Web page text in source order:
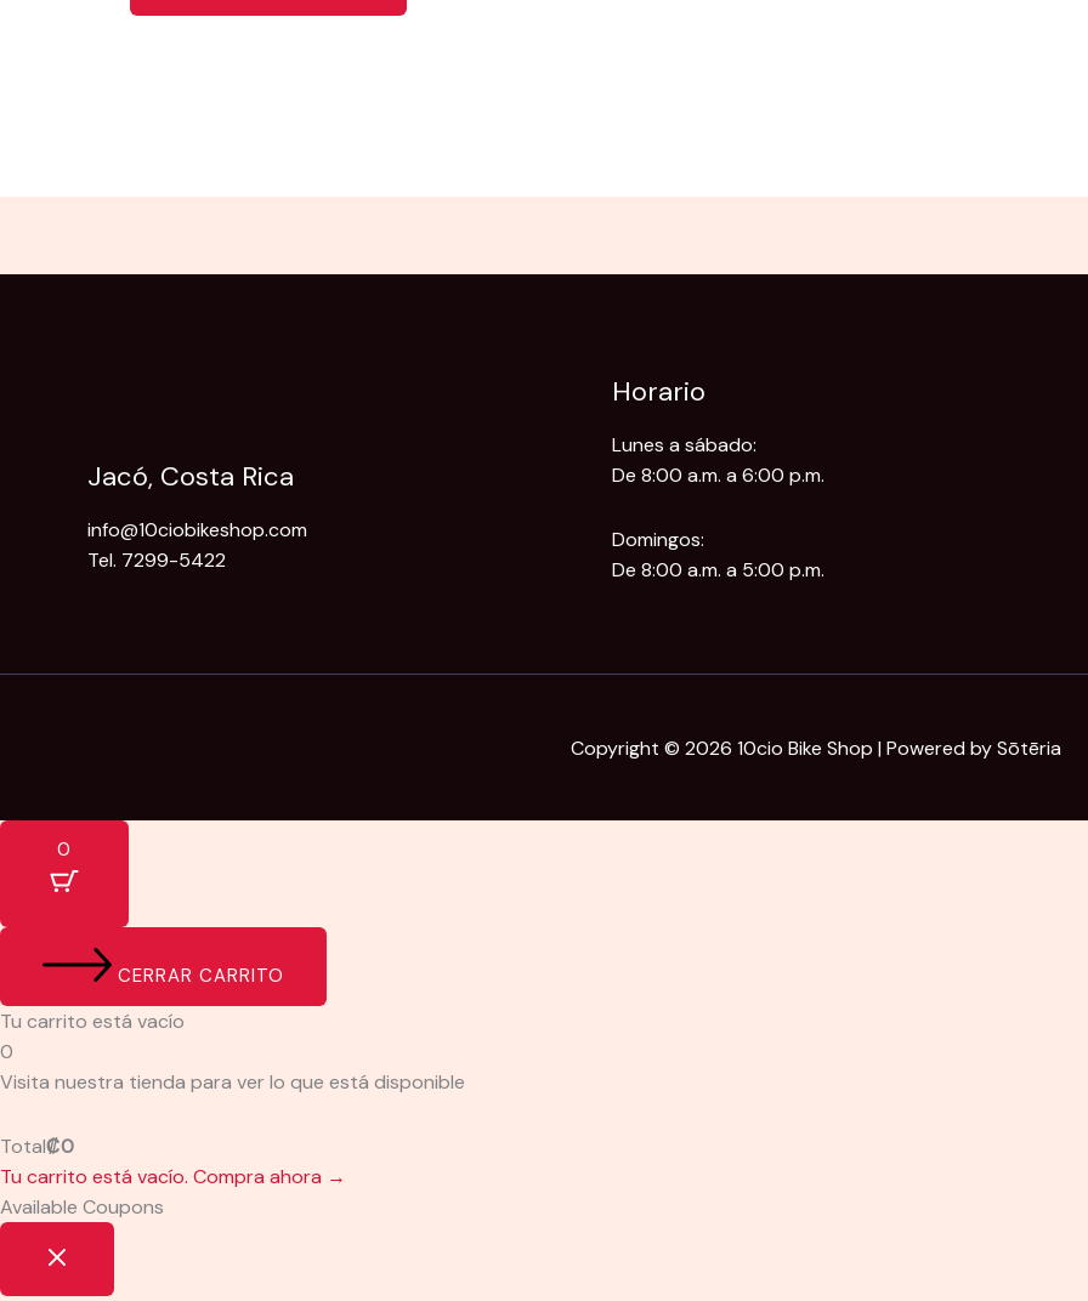
Jacó, Costa Rica
info@10ciobikeshop.com
Tel. 7299-5422
Horario
Lunes a sábado:
De 8:00 a.m. a 6:00 p.m.
Domingos:
De 8:00 a.m. a 5:00 p.m.
Copyright © 2026 10cio Bike Shop | Powered by Sōtēria
0
CERRAR CARRITO
Tu carrito está vacío
0
Visita nuestra tienda para ver lo que está disponible
Total₡0
Tu carrito está vacío. Compra ahora →
Available Coupons